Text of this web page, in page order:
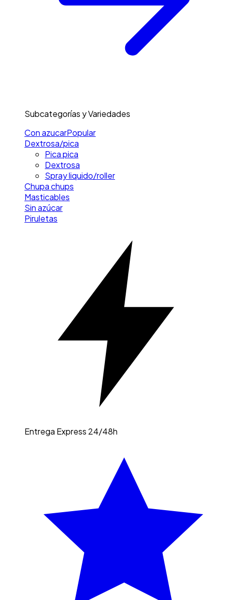
Subcategorías y Variedades
Con azucarPopular
Dextrosa/pica
Pica pica
Dextrosa
Spray liquido/roller
Chupa chups
Masticables
Sin azúcar
Piruletas
Entrega Express 24/48h